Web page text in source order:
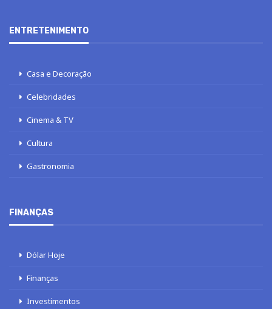
ENTRETENIMENTO
Casa e Decoração
Celebridades
Cinema & TV
Cultura
Gastronomia
FINANÇAS
Dólar Hoje
Finanças
Investimentos